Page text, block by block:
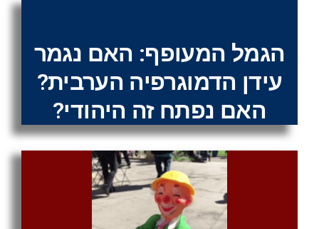
הגמל המעופף: האם נגמר
עידן הדמוגרפיה הערבית?
האם נפתח זה היהודי?